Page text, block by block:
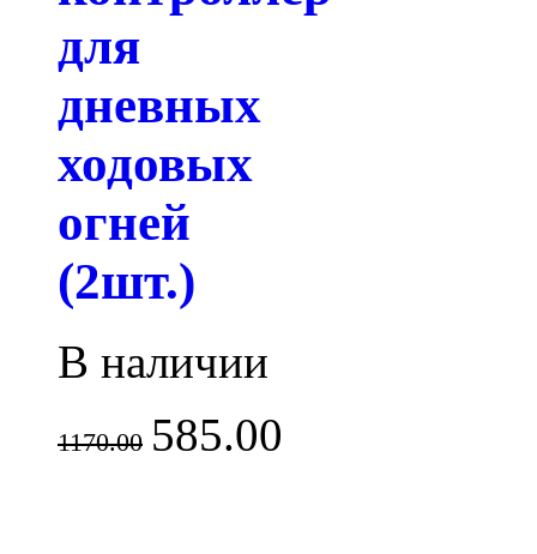
для
дневных
ходовых
огней
(2шт.)
В наличии
1170.00 585.00